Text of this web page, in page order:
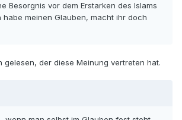
Besorgnis vor dem Erstarken des Islams
habe meinen Glauben, macht ihr doch
gelesen, der diese Meinung vertreten hat.